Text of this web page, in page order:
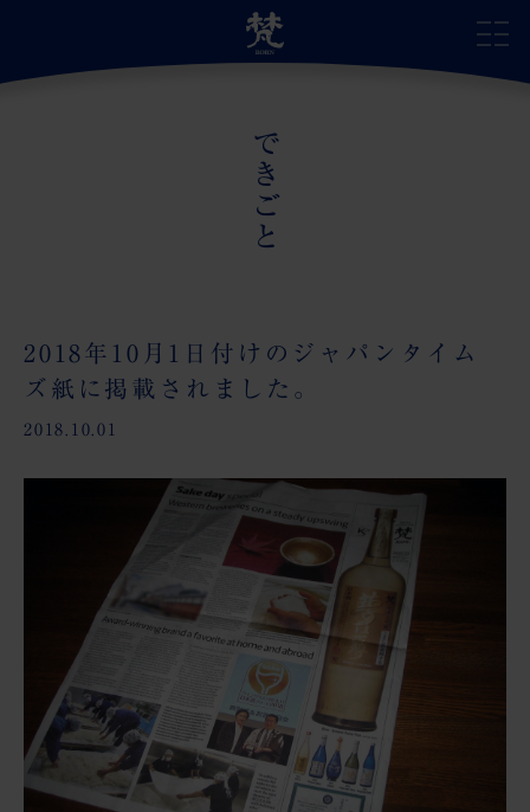
サイトトップ
自慢の日本酒
蔵の受賞歴
最近のできごと
お問い合わせ
できごと
2018年10月1日付けのジャパンタイム
ズ紙に掲載されました。
2018.10.01